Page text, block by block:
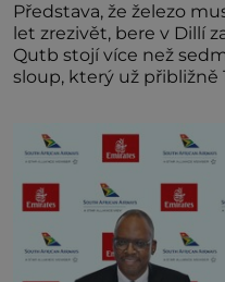
Představa, že železo
let zrezivět, bere v Dillí
Qutb stojí více než
sloup, který už přibližně